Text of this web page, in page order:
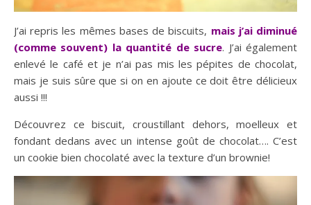
J’ai repris les mêmes bases de biscuits, mais j’ai diminué
(comme souvent) la quantité de sucre. J’ai également
enlevé le café et je n’ai pas mis les pépites de chocolat,
mais je suis sûre que si on en ajoute ce doit être délicieux
aussi !!!
Découvrez ce biscuit, croustillant dehors, moelleux et
fondant dedans avec un intense goût de chocolat…. C’est
un cookie bien chocolaté avec la texture d’un brownie!